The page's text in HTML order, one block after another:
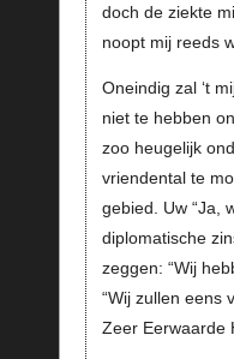
doch de ziekte
noopt mij reeds
Oneindig zal ‘t
niet te hebben
zoo heugelijk
vriendental te
gebied. Uw “Ja,
diplomatische
zeggen: “Wij
“Wij zullen eens
Zeer Eerwaarde